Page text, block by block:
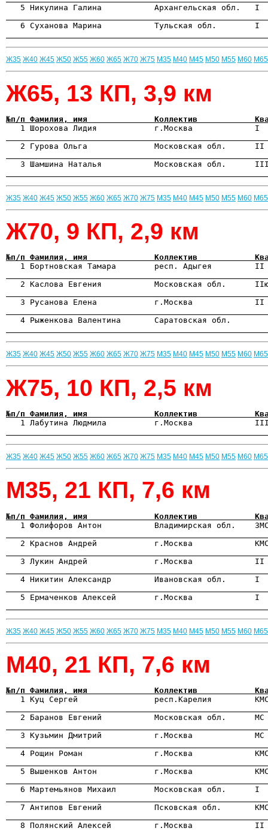
Ж35 Ж40 Ж45 Ж50 Ж55 Ж60 Ж65 Ж70 Ж75 М35 М40 М45 М50 М55 М60 М65
Ж65, 13 КП, 3,9 км
№п/п Фамилия, имя              Коллектив
1 Шорохова Лидия            г.Москва
Ж35 Ж40 Ж45 Ж50 Ж55 Ж60 Ж65 Ж70 Ж75 М35 М40 М45 М50 М55 М60 М65
Ж70, 9 КП, 2,9 км
№п/п Фамилия, имя              Коллектив
1 Бортновская Тамара        респ. Адыгея
3 Русанова Елена            г.Москва
Ж35 Ж40 Ж45 Ж50 Ж55 Ж60 Ж65 Ж70 Ж75 М35 М40 М45 М50 М55 М60 М65
Ж75, 10 КП, 2,5 км
№п/п Фамилия, имя              Коллектив
1 Лабутина Людмила          г.Москва
Ж35 Ж40 Ж45 Ж50 Ж55 Ж60 Ж65 Ж70 Ж75 М35 М40 М45 М50 М55 М60 М65
М35, 21 КП, 7,6 км
№п/п Фамилия, имя              Коллектив
1 Фолифоров Антон           Владимирская обл.
2 Краснов Андрей            г.Москва
Ж35 Ж40 Ж45 Ж50 Ж55 Ж60 Ж65 Ж70 Ж75 М35 М40 М45 М50 М55 М60 М65
М40, 21 КП, 7,6 км
№п/п Фамилия, имя              Коллектив
1 Куц Сергей                респ.Карелия
2 Баранов Евгений           Московская обл.
3 Кузьмин Дмитрий           г.Москва